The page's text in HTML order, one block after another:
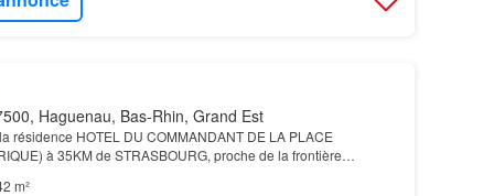
Haguenau, Bas-Rhin, Grand Est
résidence HOTEL DU COMMANDANT DE LA PLACE
à 35KM de STRASBOURG, proche de la frontière
les commodités, nous vous proposons bien d'exception dans
m²